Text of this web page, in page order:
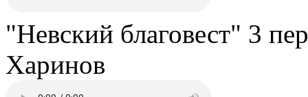
"Невский благовест" 3
Харинов